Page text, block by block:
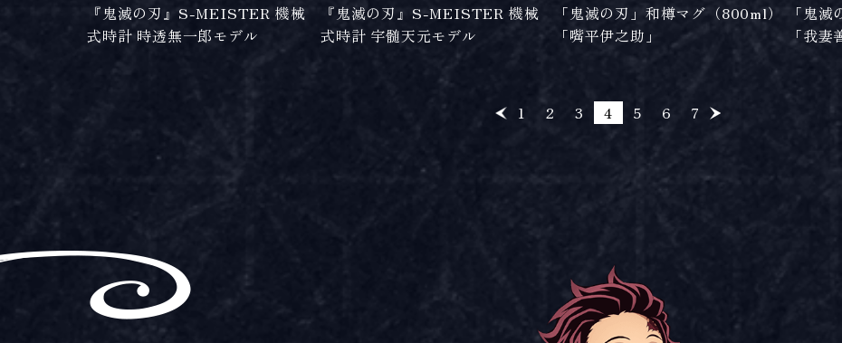
『鬼滅の刃』S-MEISTER 機械
式時計 時透無一郎モデル
『鬼滅の刃』S-MEISTER 機械
式時計 宇髄天元モデル
「鬼滅の刃」和樽マグ（800ml）
「嘴平伊之助」
「鬼
「我妻
1 2 3 4 5 6 7